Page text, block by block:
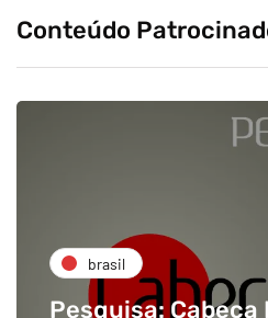
Conteúdo
brasil
Pesquisa: Cabeça